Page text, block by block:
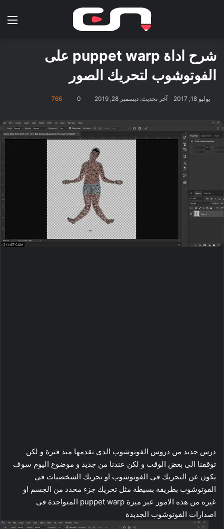
شرح اداة puppet warp على
الفوتوشوب لتحريك الصور
يوليو 18, 2017 آخر تحديث: ديسمبر 28, 2019 0
766
درس جديد من دروس الفوتوشوب الذى نقدمها منذ فترة و لكن
توقفنا الى بعض الوقت و لكن عندنا من جديد و موضوع اليوم سوف
يكون عن التحريك فى الفوتوشوب او تحريك الشخصيات فى
الفوتوشوب بطريقة بسيطة مثل تحريك جزء محدد من الجسم او
غيره من هذه الامور عبر ميزة puppet warp المتواجدة فى
اصدارات الفوتوشوب الجديدة